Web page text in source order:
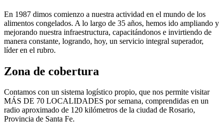
En 1987 dimos comienzo a nuestra actividad en el mundo de los
alimentos congelados. A lo largo de 35 años, hemos ido ampliando y
mejorando nuestra infraestructura, capacitándonos e invirtiendo de
manera constante, logrando, hoy, un servicio integral superador,
líder en el rubro.
Zona de cobertura
Contamos con un sistema logístico propio, que nos permite visitar
MÁS DE 70 LOCALIDADES por semana, comprendidas en un
radio aproximado de 120 kilómetros de la ciudad de Rosario,
Provincia de Santa Fe.